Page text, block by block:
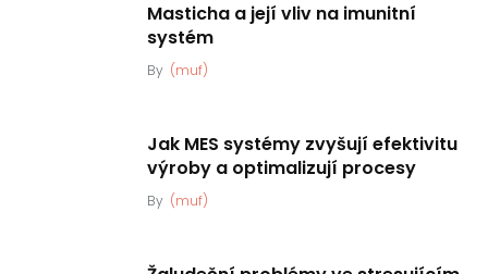
Masticha a její vliv na imunitní
systém
By (muf)
Jak MES systémy zvyšují efektivitu
výroby a optimalizují procesy
By (muf)